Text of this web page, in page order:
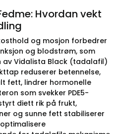
Hvordan vekt
og mosjon forbedrer
og blodstrøm, som
Vidalista Black (tadalafil)
reduserer betennelse,
fett, lindrer hormonelle
som svekker PDE5-
diett rik på frukt,
og sunne fett stabiliserer